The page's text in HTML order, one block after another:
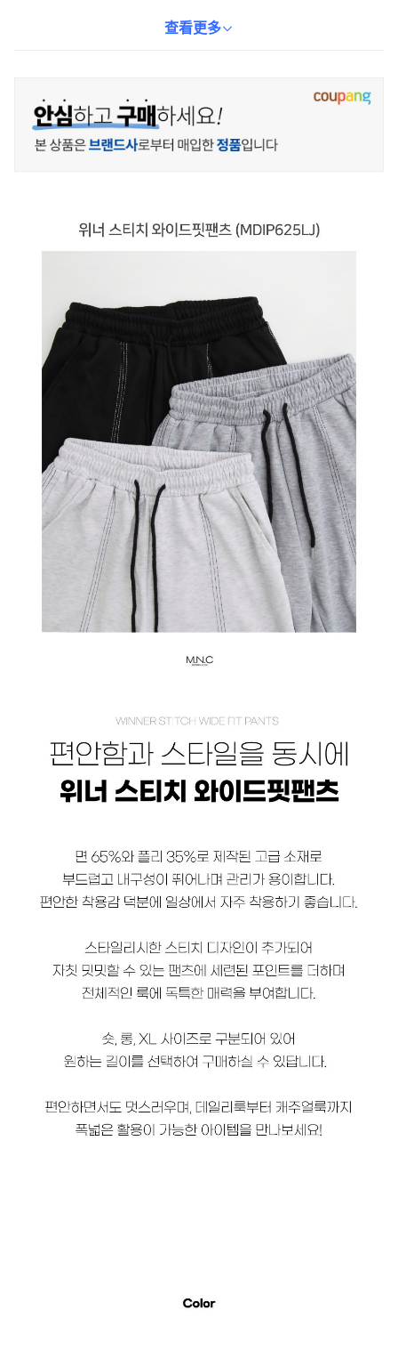
襯衫，都能輕鬆展現時尚風格。提供多種尺寸選擇，找到最適合您
查看更多